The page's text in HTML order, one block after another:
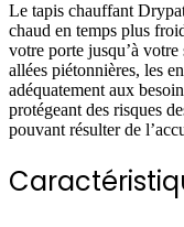
Le tapis chauffant
chaud en temps plus
votre porte jusqu’à
allées piétonnières, les
adéquatement aux
protégeant des risques
pouvant résulter de